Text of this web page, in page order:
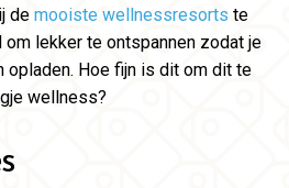
de mooiste wellnessresorts te
lekker te ontspannen zodat je
opladen. Hoe fijn is dit om dit te
wellness?